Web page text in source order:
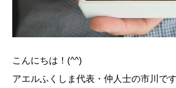
こんにちは！(^^)
アエルふくしま代表・仲人士の市川です